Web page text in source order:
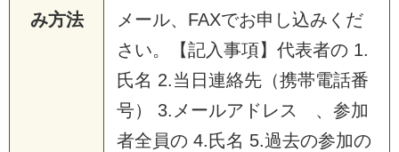
み方法
メール、FAXでお申し込みくだ
さい。【記入事項】代表者の 1.
氏名 2.当日連絡先（携帯電話番
号） 3.メールアドレス 、参加
者全員の 4.氏名 5.過去の参加の